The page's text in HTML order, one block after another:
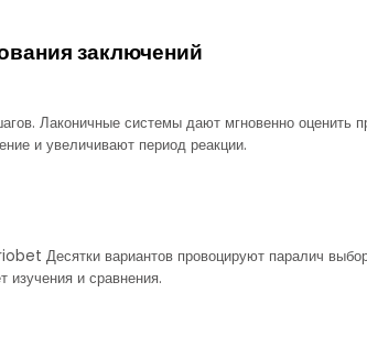
заключений
Лаконичные системы дают мгновенно оценить
и увеличивают период реакции.
Десятки вариантов провоцируют паралич
изучения и сравнения.